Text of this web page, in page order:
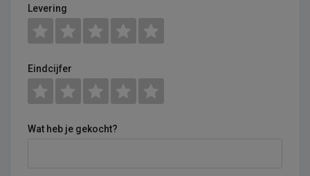
Levering
Eindcijfer
Wat heb je gekocht?